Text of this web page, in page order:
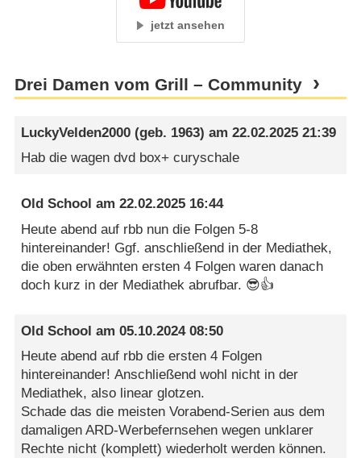
jetzt ansehen
Drei Damen vom Grill – Community
LuckyVelden2000 (geb. 1963) am22.02.2025 21:39
Hab die wagen dvd box+ curyschale
Old School am22.02.2025 16:44
Heute abend auf rbb nun die Folgen 5-8
hintereinander! Ggf. anschließend in der Mediathek,
die oben erwähnten ersten 4 Folgen waren danach
doch kurz in der Mediathek abrufbar. 😎👍
Old School am05.10.2024 08:50
Heute abend auf rbb die ersten 4 Folgen
hintereinander! Anschließend wohl nicht in der
Mediathek, also linear glotzen.
Schade das die meisten Vorabend-Serien aus dem
damaligen ARD-Werbefernsehen wegen unklarer
Rechte nicht (komplett) wiederholt werden können.